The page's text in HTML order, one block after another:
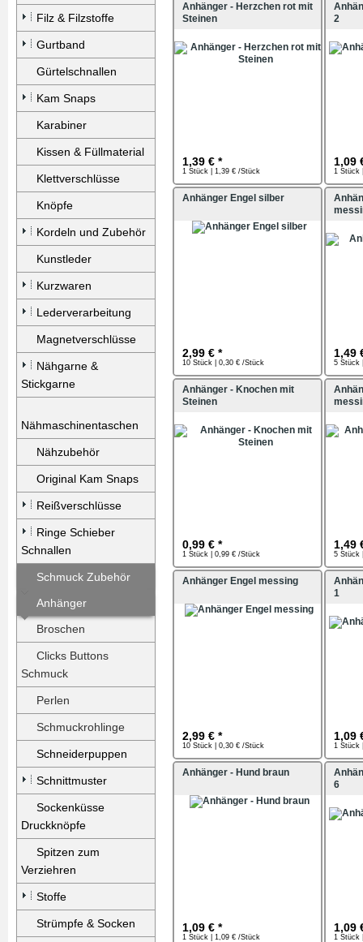
Filz & Filzstoffe
Gurtband
Gürtelschnallen
Kam Snaps
Karabiner
Kissen & Füllmaterial
Klettverschlüsse
Knöpfe
Kordeln und Zubehör
Kunstleder
Kurzwaren
Lederverarbeitung
Magnetverschlüsse
Nähgarne &
Stickgarne
Nähmaschinentaschen
Nähzubehör
Original Kam Snaps
Reißverschlüsse
Ringe Schieber
Schnallen
Schmuck Zubehör
Anhänger
Broschen
Clicks Buttons
Schmuck
Perlen
Schmuckrohlinge
Schneiderpuppen
Schnittmuster
Sockenküsse
Druckknöpfe
Spitzen zum
Verziehren
Stoffe
Strümpfe & Socken
Anhänger - Herzchen rot mit
Steinen
1,39 € *
1 Stück | 1,39 € /Stück
2
1,09
1 Stück
Anhänger Engel silber
2,99 € *
10 Stück | 0,30 € /Stück
1,49
5 Stück
Anhänger - Knochen mit
Steinen
0,99 € *
1 Stück | 0,99 € /Stück
1,49
5 Stück
Anhänger Engel messing
2,99 € *
10 Stück | 0,30 € /Stück
1
1,09
1 Stück
Anhänger - Hund braun
1,09 € *
1 Stück | 1,09 € /Stück
6
1,09
1 Stück